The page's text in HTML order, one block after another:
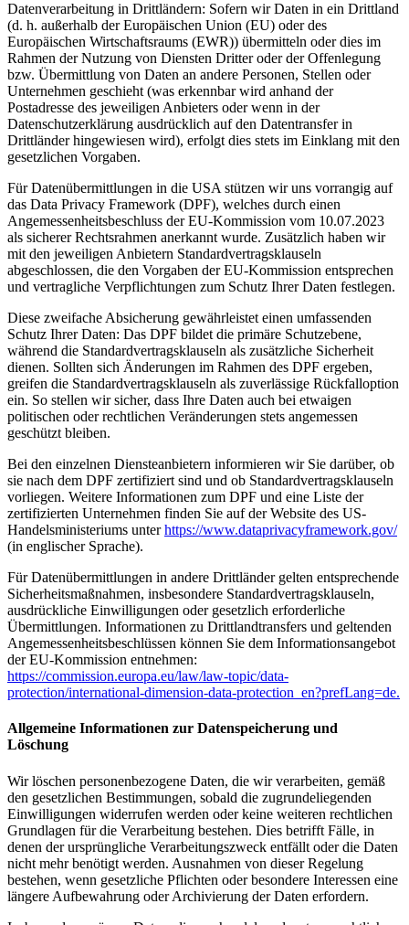
Datenverarbeitung in Drittländern: Sofern wir Daten in ein Drittland
(d. h. außerhalb der Europäischen Union (EU) oder des
Europäischen Wirtschaftsraums (EWR)) übermitteln oder dies im
Rahmen der Nutzung von Diensten Dritter oder der Offenlegung
bzw. Übermittlung von Daten an andere Personen, Stellen oder
Unternehmen geschieht (was erkennbar wird anhand der
Postadresse des jeweiligen Anbieters oder wenn in der
Datenschutzerklärung ausdrücklich auf den Datentransfer in
Drittländer hingewiesen wird), erfolgt dies stets im Einklang mit den
gesetzlichen Vorgaben.
Für Datenübermittlungen in die USA stützen wir uns vorrangig auf
das Data Privacy Framework (DPF), welches durch einen
Angemessenheitsbeschluss der EU-Kommission vom 10.07.2023
als sicherer Rechtsrahmen anerkannt wurde. Zusätzlich haben wir
mit den jeweiligen Anbietern Standardvertragsklauseln
abgeschlossen, die den Vorgaben der EU-Kommission entsprechen
und vertragliche Verpflichtungen zum Schutz Ihrer Daten festlegen.
Diese zweifache Absicherung gewährleistet einen umfassenden
Schutz Ihrer Daten: Das DPF bildet die primäre Schutzebene,
während die Standardvertragsklauseln als zusätzliche Sicherheit
dienen. Sollten sich Änderungen im Rahmen des DPF ergeben,
greifen die Standardvertragsklauseln als zuverlässige Rückfalloption
ein. So stellen wir sicher, dass Ihre Daten auch bei etwaigen
politischen oder rechtlichen Veränderungen stets angemessen
geschützt bleiben.
Bei den einzelnen Diensteanbietern informieren wir Sie darüber, ob
sie nach dem DPF zertifiziert sind und ob Standardvertragsklauseln
vorliegen. Weitere Informationen zum DPF und eine Liste der
zertifizierten Unternehmen finden Sie auf der Website des US-
Handelsministeriums unterhttps://www.dataprivacyframework.gov/
(in englischer Sprache).
Für Datenübermittlungen in andere Drittländer gelten entsprechende
Sicherheitsmaßnahmen, insbesondere Standardvertragsklauseln,
ausdrückliche Einwilligungen oder gesetzlich erforderliche
Übermittlungen. Informationen zu Drittlandtransfers und geltenden
Angemessenheitsbeschlüssen können Sie dem Informationsangebot
der EU-Kommission entnehmen:
https://commission.europa.eu/law/law-topic/data-
protection/international-dimension-data-protection_en?prefLang=de.
Allgemeine Informationen zur Datenspeicherung und
Löschung
Wir löschen personenbezogene Daten, die wir verarbeiten, gemäß
den gesetzlichen Bestimmungen, sobald die zugrundeliegenden
Einwilligungen widerrufen werden oder keine weiteren rechtlichen
Grundlagen für die Verarbeitung bestehen. Dies betrifft Fälle, in
denen der ursprüngliche Verarbeitungszweck entfällt oder die Daten
nicht mehr benötigt werden. Ausnahmen von dieser Regelung
bestehen, wenn gesetzliche Pflichten oder besondere Interessen eine
längere Aufbewahrung oder Archivierung der Daten erfordern.